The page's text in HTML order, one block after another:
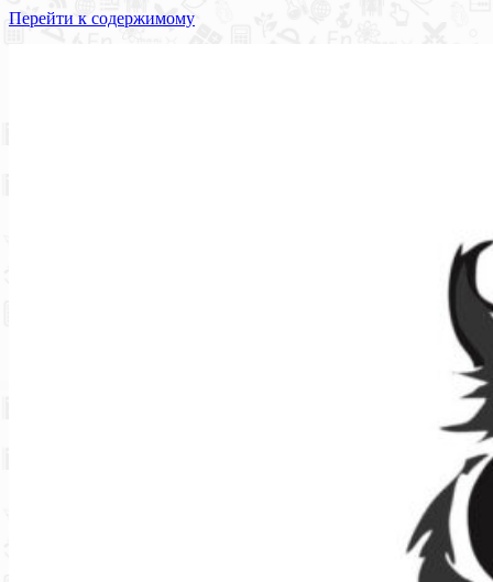
Перейти к содержимому